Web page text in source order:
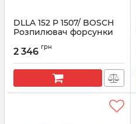
DLLA 152 P 1507/ BOSCH
Розпилювач форсунки
Артикул:
2 346 грн